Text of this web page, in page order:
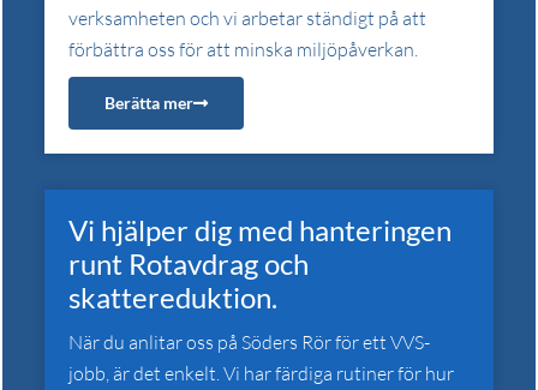
verksamheten och vi arbetar ständigt på att
förbättra oss för att minska miljöpåverkan.
Berätta mer
Vi hjälper dig med hanteringen
runt Rotavdrag och
skattereduktion.
När du anlitar oss på Söders Rör för ett VVS-
jobb, är det enkelt. Vi har färdiga rutiner för hur